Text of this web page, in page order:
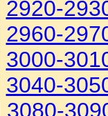
2920-
2960-
3000-
3040-
3080-